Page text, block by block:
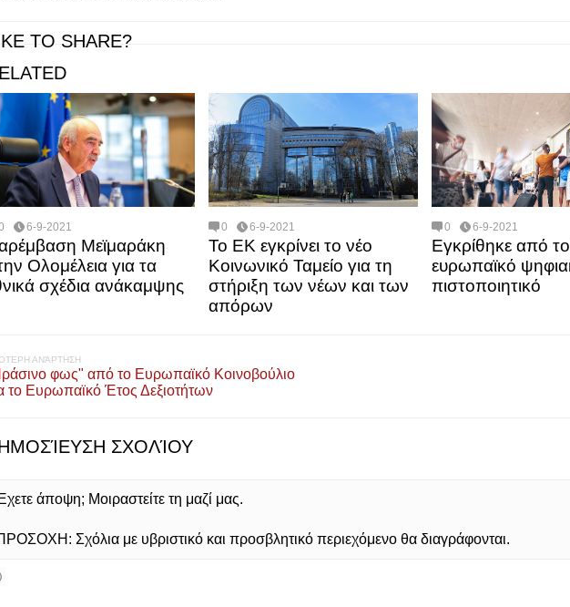
TO SHARE?
6-9-2021
Μεϊμαράκη
Ολομέλεια για τα
σχέδια ανάκαμψης
0 6-9-2021
Το ΕΚ εγκρίνει το νέο
Κοινωνικό Ταμείο για τη
στήριξη των νέων και των
απόρων
0 6-9-2021
Εγκρίθηκε από
ευρωπαϊκό
πιστοποιητικό
ΑΝΆΡΤΗΣΗ
φως" από το Ευρωπαϊκό Κοινοβούλιο
το Ευρωπαϊκό Έτος Δεξιοτήτων
ΣΧΟΛΊΟΥ
άποψη; Μοιραστείτε τη μαζί μας.
Σχόλια με υβριστικό και προσβλητικό περιεχόμενο θα διαγράφονται.